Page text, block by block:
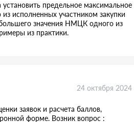
предельное максимальное
исполненных участником закупки
значения НМЦК одного из
из практики.
24 октября 2024
заявок и расчета баллов,
форме. Возник вопрос :